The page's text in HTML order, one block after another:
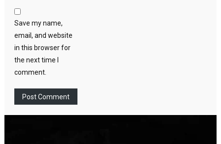
Save my name,
email, and website
in this browser for
the next time I
comment.